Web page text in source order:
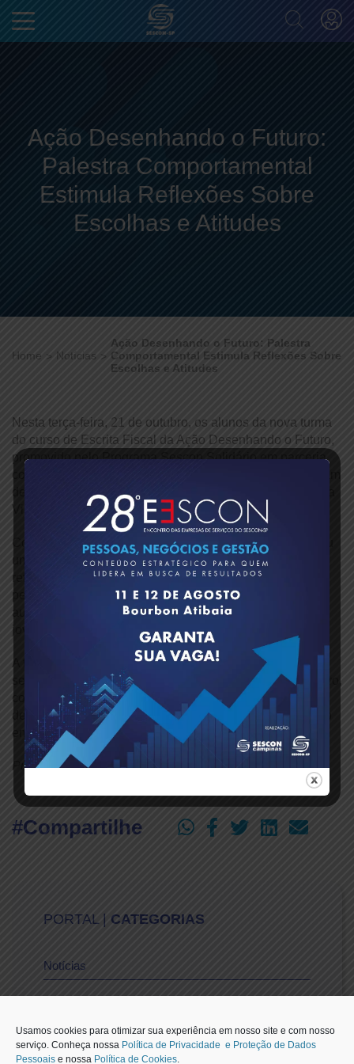
Usamos cookies para otimizar sua experiência em nosso site e com nosso
serviço. Conheça nossa Política de Privacidade e Proteção de Dados
Pessoais e nossa Política de Cookies.
Ação Desenhando o Futuro:
Palestra Comportamental
Estimula Reflexões Sobre
Escolhas e Atitudes
Home Notícias
Ação Desenhando o Futuro: Palestra
Comportamental Estimula Reflexões Sobre
Escolhas e Atitudes
Nesta terça-feira, 21 de outubro, os alunos da nova turma
do curso de Escrita Fiscal da Ação Desenhando o Futuro,
promovido pelo Programa Sescon Solidário em parceria
com a Legião Mirim de Vila Prudente (LMVP), participaram
de uma palestra comportamental com a psicóloga Priscila
Vitorino.
Com uma linguagem leve e envolvente, Priscila conduziu
uma dinâmica sobre escolhas, convidando os jovens a
refletirem sobre como cada decisão influencia seu futuro
pessoal e profissional. A atividade buscou fortalecer o
autoconhecimento e o senso de responsabilidade dos
A turma, composta por 36 alunos, teve início nesta
segunda-feira, 20 de outubro, e segue até 26 de novembro,
combinando capacitação técnica com temas voltados ao
desenvolvimento humano e à preparação para o primeiro
emprego.
Publicado em: 21/10/2025
#Compartilhe
PORTAL | CATEGORIAS
Notícias